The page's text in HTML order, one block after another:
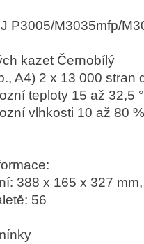
P3005/M3035mfp/
kazet Černobílý
A4) 2 x 13 000 stran
teploty 15 až 32,5
vlhkosti 10 až 80
388 x 165 x 327
56